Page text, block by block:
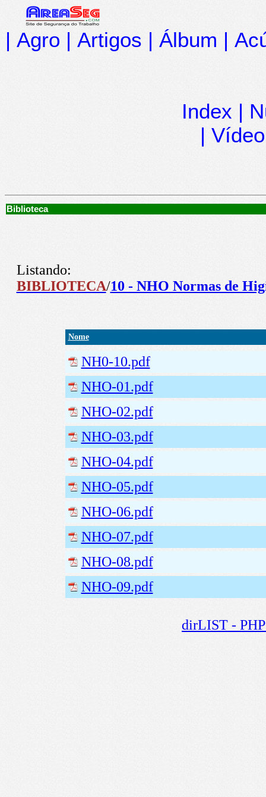
| Agro | Artigos | Álbum |
Index |
| Vídeo
Biblioteca
Listando:
BIBLIOTECA/10 - NHO Normas de
Nome
NH0-10.pdf
NHO-01.pdf
NHO-02.pdf
NHO-03.pdf
NHO-04.pdf
NHO-05.pdf
NHO-06.pdf
NHO-07.pdf
NHO-08.pdf
NHO-09.pdf
dirLIST -